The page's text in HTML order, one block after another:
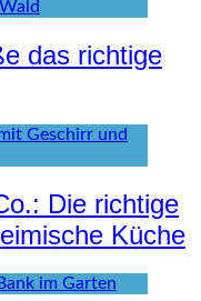
das richtige
Die richtige
Küche